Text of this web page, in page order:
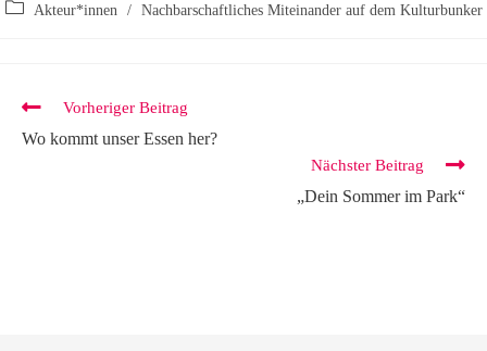
Akteur*innen
/ Nachbarschaftliches Miteinander auf dem Kulturbunker
Vorheriger Beitrag
Wo kommt unser Essen her?
Nächster Beitrag
„Dein Sommer im Park“